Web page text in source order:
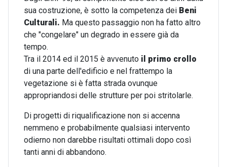
sua costruzione, è sotto la competenza dei Beni
Culturali. Ma questo passaggio non ha fatto altro
che "congelare" un degrado in essere già da
tempo.
Tra il 2014 ed il 2015 è avvenuto il primo crollo
di una parte dell'edificio e nel frattempo la
vegetazione si è fatta strada ovunque
appropriandosi delle strutture per poi stritolarle.
Di progetti di riqualificazione non si accenna
nemmeno e probabilmente qualsiasi intervento
odierno non darebbe risultati ottimali dopo così
tanti anni di abbandono.